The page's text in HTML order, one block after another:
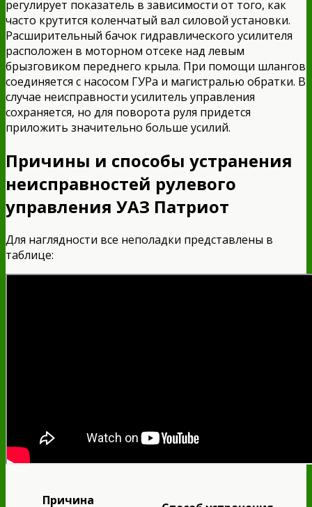
регулирует показатель в зависимости от того, как
часто крутится коленчатый вал силовой установки.
Расширительный бачок гидравлического усилителя
расположен в моторном отсеке над левым
брызговиком переднего крыла. При помощи шлангов
соединяется с насосом ГУРа и магистралью обратки. В
случае неисправности усилитель управления
сохраняется, но для поворота руля придется
приложить значительно больше усилий.
Причины и способы устранения
неисправностей рулевого
управления УАЗ Патриот
Для наглядности все неполадки представлены в
таблице:
Причина